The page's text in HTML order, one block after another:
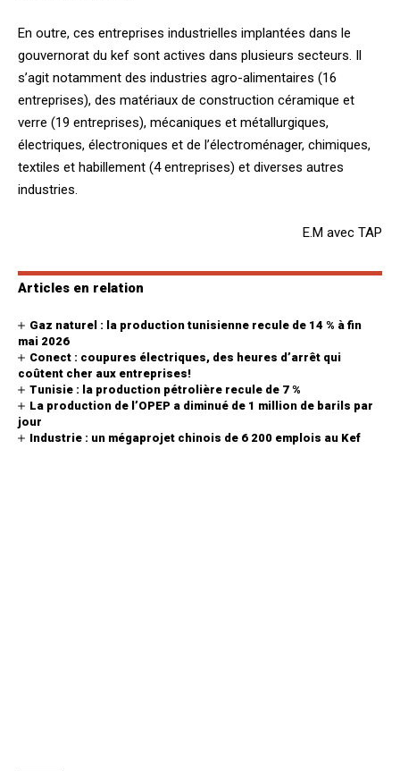
En outre, ces entreprises industrielles implantées dans le
gouvernorat du kef sont actives dans plusieurs secteurs. Il
s’agit notamment des industries agro-alimentaires (16
entreprises), des matériaux de construction céramique et
verre (19 entreprises), mécaniques et métallurgiques,
électriques, électroniques et de l’électroménager, chimiques,
textiles et habillement (4 entreprises) et diverses autres
industries.
E.M avec TAP
Articles en relation
Gaz naturel : la production tunisienne recule de 14 % à fin
mai 2026
Conect : coupures électriques, des heures d’arrêt qui
coûtent cher aux entreprises!
Tunisie : la production pétrolière recule de 7 %
La production de l’OPEP a diminué de 1 million de barils par
jour
Industrie : un mégaprojet chinois de 6 200 emplois au Kef